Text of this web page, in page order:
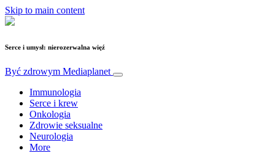
Skip to main content
Serce i umysł: nierozerwalna więź
Być zdrowym Mediaplanet
Immunologia
Serce i krew
Onkologia
Zdrowie seksualne
Neurologia
More